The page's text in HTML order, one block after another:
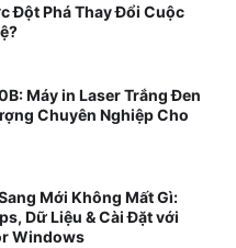
Đột Phá Thay Đổi Cuộc
Máy in Laser Trắng Đen
Chuyên Nghiệp Cho
Mới Không Mất Gì:
Dữ Liệu & Cài Đặt với
Windows